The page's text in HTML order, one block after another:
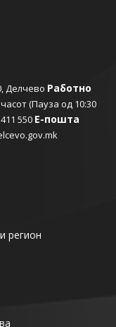
Делчево Работно
(Пауза од 10:30
550 Е-пошта
регион